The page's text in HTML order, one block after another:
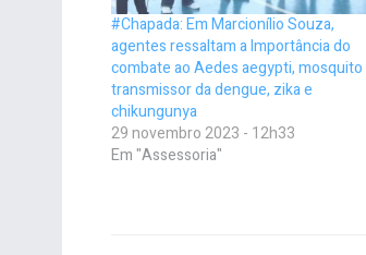
#Chapada: Em Marcionílio Souza,
agentes ressaltam a Importância do
combate ao Aedes aegypti, mosquito
transmissor da dengue, zika e
chikungunya
29 novembro 2023 - 12h33
Em "Assessoria"